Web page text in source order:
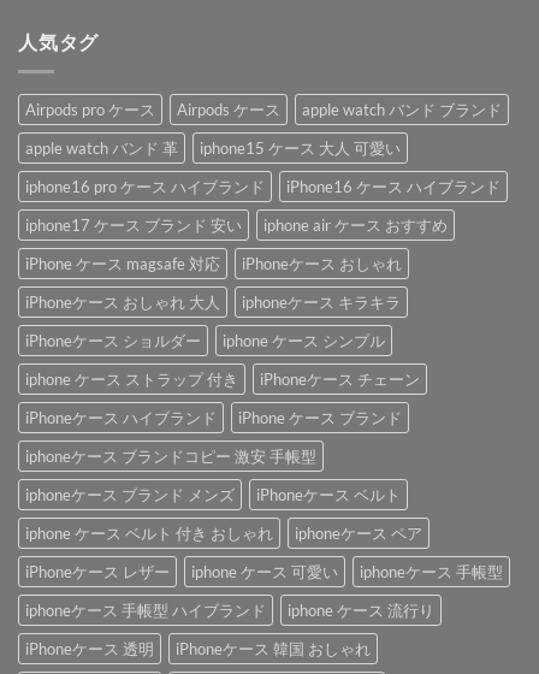
人気タグ
Airpods pro ケース Airpods ケース
apple watch バンド ブランド
apple watch バンド 革
iphone15 ケース 大人 可愛い
iphone16 pro ケース ハイブランド
iPhone16 ケース ハイブランド
iphone17 ケース ブランド 安い
iphone air ケース おすすめ
iPhone ケース magsafe 対応
iPhoneケース おしゃれ
iPhoneケース おしゃれ 大人
iphoneケース キラキラ
iPhoneケース ショルダー
iphone ケース シンプル
iphone ケース ストラップ 付き
iPhoneケース チェーン
iPhoneケース ハイブランド
iPhone ケース ブランド
iphoneケース ブランドコピー 激安 手帳型
iphoneケース ブランド メンズ
iPhoneケース ベルト
iphone ケース ベルト 付き おしゃれ
iphoneケース ペア
iPhoneケース レザー
iphone ケース 可愛い
iphoneケース 手帳型
iphoneケース 手帳型 ハイブランド
iphone ケース 流行り
iPhoneケース 透明
iPhoneケース 韓国 おしゃれ